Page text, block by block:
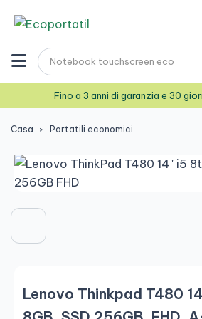
Fino a 3 anni di garanzia e 30
Casa Portatili economici
Lenovo Thinkpad T480